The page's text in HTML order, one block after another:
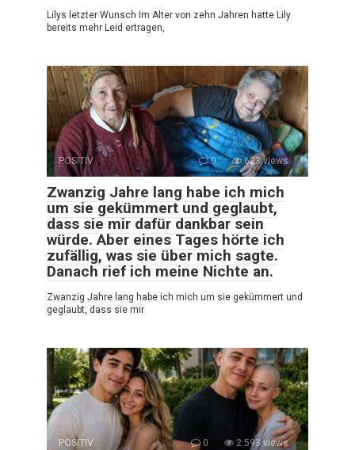
Lilys letzter Wunsch Im Alter von zehn Jahren hatte Lily
bereits mehr Leid ertragen,
POSITIV 0 623 views
Zwanzig Jahre lang habe ich mich
um sie gekümmert und geglaubt,
dass sie mir dafür dankbar sein
würde. Aber eines Tages hörte ich
zufällig, was sie über mich sagte.
Danach rief ich meine Nichte an.
Zwanzig Jahre lang habe ich mich um sie gekümmert und
geglaubt, dass sie mir
POSITIV 0 2 593 views